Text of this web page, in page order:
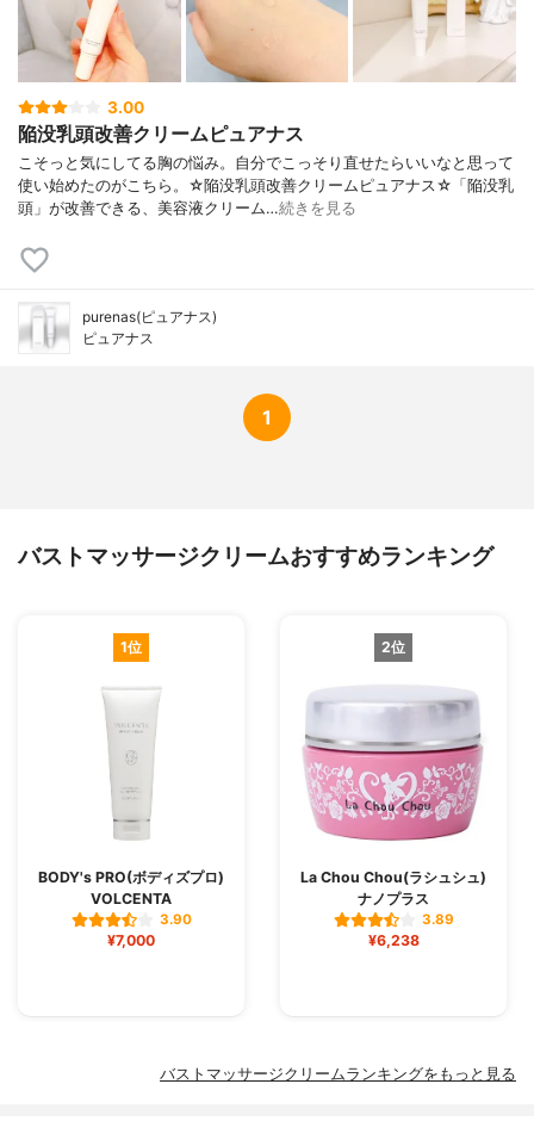
3.00
陥没乳頭改善クリームピュアナス
こそっと気にしてる胸の悩み。自分でこっそり直せたらいいなと思って
使い始めたのがこちら。☆陥没乳頭改善クリームピュアナス☆「陥没乳
頭」が改善できる、美容液クリーム…続きを見る
purenas(ピュアナス)
ピュアナス
1
バストマッサージクリームおすすめランキング
1位
BODY's PRO(ボディズプロ)
VOLCENTA
3.90
¥7,000
2位
La Chou Chou(ラシュシュ)
ナノプラス
3.89
¥6,238
バストマッサージクリームランキングをもっと見る